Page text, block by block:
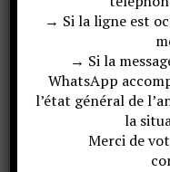
→ Si la ligne est
→ Si la
WhatsApp
l’état général de
la
Merci de